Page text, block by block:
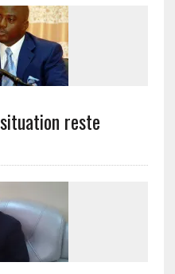
reste